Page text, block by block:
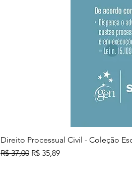
Direito Processual Civil - Coleção
Preço normal
R$ 37,00 Preço promocional
R$ 35,89